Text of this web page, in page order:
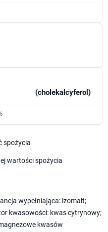
(cholekalcyferol)
spożycia
wartości spożycia
wypełniająca: izomalt;
kwasowości: kwas cytrynowy;
kwasów